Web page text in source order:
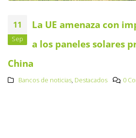
11
Sep
La UE amenaza con
a los paneles solares
China
Bancos de noticias, Destacados 0